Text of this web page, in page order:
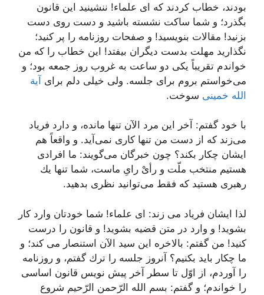
بودند، خطاب كردند كه اى علماء! ننشینید این قانون
بگذرد؛ و شما ساكت نشسته باشید و دست روى دست
بزنید! مقالات بنویسید! و صفحات روزنامه را پر كنید؛
نگذارید مهلت بدست دیگران بیفتد! این خطاب را كه من
خواندم تقریباً یكى دو ساعت به غروب روز جمعه بود؛ و
مى‌خواستم بروم براى جلسه. ولى خیلى دلم براى آیة
الله خمینى سوخت.
با خود گفتم: آخر این مرد الآن تنها مانده، و دارد فریاد
مى‌زند كه از دست من تنها كارى نمى‌آید. و واقعاً هم
ایشان چكار بكند؟ چون خبرگان مى‌گویند: ما افرادى
هستیم منتخب ملّت و رأىْ راىِ ماست، شما تنها یك
رهبرى هستید كه فقط مى‌توانید نظرى بدهید.
لذا ایشان فریاد مى زند: اى علماء! شما خودتان وارد كار
بشوید! و وارد در متن قضیه بشوید! و قانون را درست
كنید! من گفتم: بالاخره این سید الآن استنصار مى كند؛ و
ما چكار باید بكنیم؟ آنروز جلسه را ترك گفتم، و روزنامه
را آوردم، از اوّل تا سطر آخر پیش نویس قانون اساسى
را خواندم؛ و گفتم: بسم الله الرّحمن الرّحیم شروع